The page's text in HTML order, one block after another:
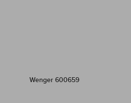
Wenger 600659